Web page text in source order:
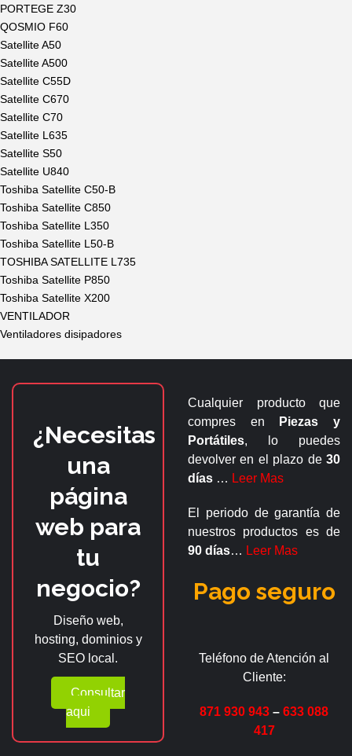
PORTEGE Z30
QOSMIO F60
Satellite A50
Satellite A500
Satellite C55D
Satellite C670
Satellite C70
Satellite L635
Satellite S50
Satellite U840
Toshiba Satellite C50-B
Toshiba Satellite C850
Toshiba Satellite L350
Toshiba Satellite L50-B
TOSHIBA SATELLITE L735
Toshiba Satellite P850
Toshiba Satellite X200
VENTILADOR
Ventiladores disipadores
¿Necesitas
una
página
web para
tu
negocio?
Diseño web,
hosting, dominios y
SEO local.
Consultar
aqui
Cualquier producto que
compres en
Piezas y
Portátiles, lo puedes
devolver en el plazo de 30
días … Leer Mas
El periodo de garantía de
nuestros productos es de
90 días… Leer Mas
Pago seguro
Teléfono de Atención al
Cliente:
871 930 943 – 633 088
417